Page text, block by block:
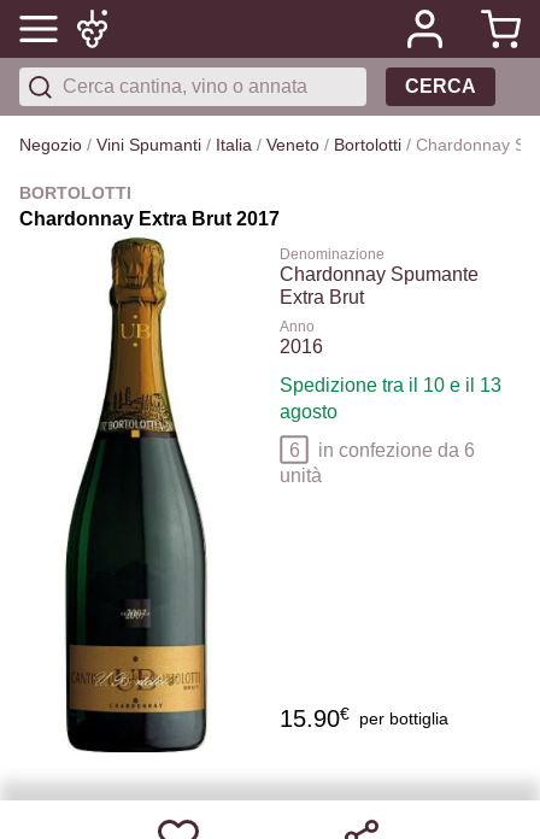
CERCA
Negozio / Vini Spumanti / Italia / Veneto / Bortolotti / Chardonnay
BORTOLOTTI
Chardonnay Extra Brut 2017
Denominazione
Chardonnay Spumante
Extra Brut
Anno
2016
Spedizione tra il 10 e il 13
agosto
6
in confezione da 6
unità
15.90€ per bottiglia